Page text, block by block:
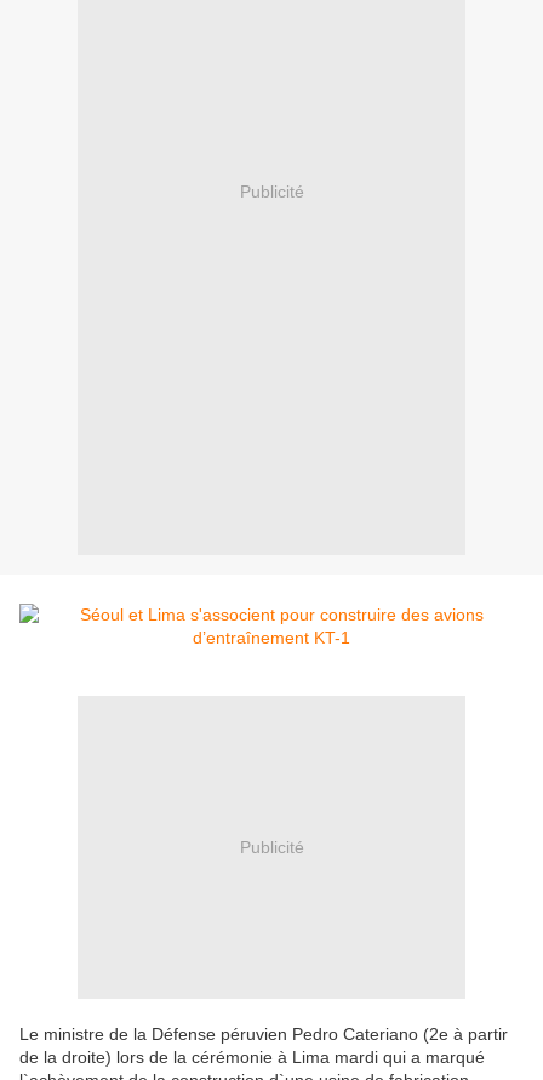
Publicité
Publicité
Le ministre de la Défense péruvien Pedro Cateriano (2e à partir
de la droite) lors de la cérémonie à Lima mardi qui a marqué